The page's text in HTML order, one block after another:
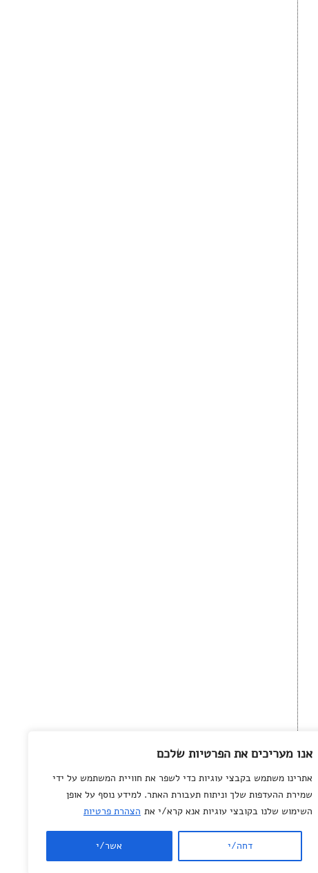
אנו מעריכים את הפרטיות שלכם
אתרינו משתמש בקבצי עוגיות כדי לשפר את חוויית המשתמש על ידי
שמירת ההעדפות שלך וניתוח תעבורת האתר. למידע נוסף על אופן
השימוש שלנו בקובצי עוגיות אנא קרא/י את הצהרת פרטיות
דחה/י אשר/י
© All rights reserved
toDepartment of
Science Teaching
Weizmann Institute of